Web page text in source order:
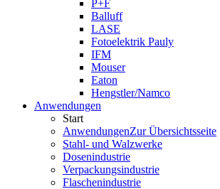
P+F
Balluff
LASE
Fotoelektrik Pauly
IFM
Mouser
Eaton
Hengstler/Namco
Anwendungen
Start
AnwendungenZur Übersichtsseite
Stahl- und Walzwerke
Dosenindustrie
Verpackungsindustrie
Flaschenindustrie